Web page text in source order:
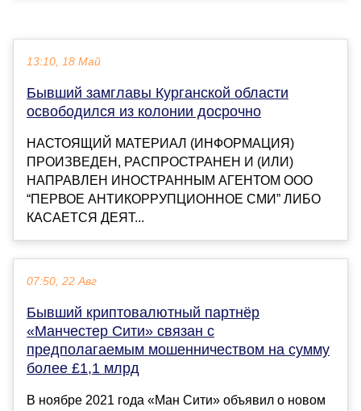
13:10, 18 Май
Бывший замглавы Курганской области
освободился из колонии досрочно
НАСТОЯЩИЙ МАТЕРИАЛ (ИНФОРМАЦИЯ)
ПРОИЗВЕДЕН, РАСПРОСТРАНЕН И (ИЛИ)
НАПРАВЛЕН ИНОСТРАННЫМ АГЕНТОМ ООО
“ПЕРВОЕ АНТИКОРРУПЦИОННОЕ СМИ” ЛИБО
КАСАЕТСЯ ДЕЯТ...
07:50, 22 Авг
Бывший криптовалютный партнёр
«Манчестер Сити» связан с
предполагаемым мошенничеством на сумму
более £1,1 млрд
В ноябре 2021 года «Ман Сити» объявил о новом